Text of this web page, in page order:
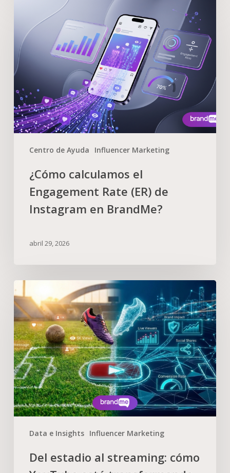
Centro de Ayuda Influencer Marketing
¿Cómo calculamos el
Engagement Rate (ER) de
Instagram en BrandMe?
abril 29, 2026
Data e Insights Influencer Marketing
Del estadio al streaming: cómo